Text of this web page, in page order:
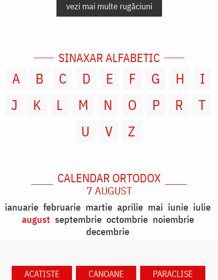
vezi mai multe rugăciuni
SINAXAR ALFABETIC
A B C D E F G H
I
J
K L M N O P R
T
U
V Z
CALENDAR ORTODOX
7 AUGUST
ianuarie februarie martie aprilie mai iunie iulie
august septembrie octombrie noiembrie
decembrie
ACATISTE CANOANE PARACLISE